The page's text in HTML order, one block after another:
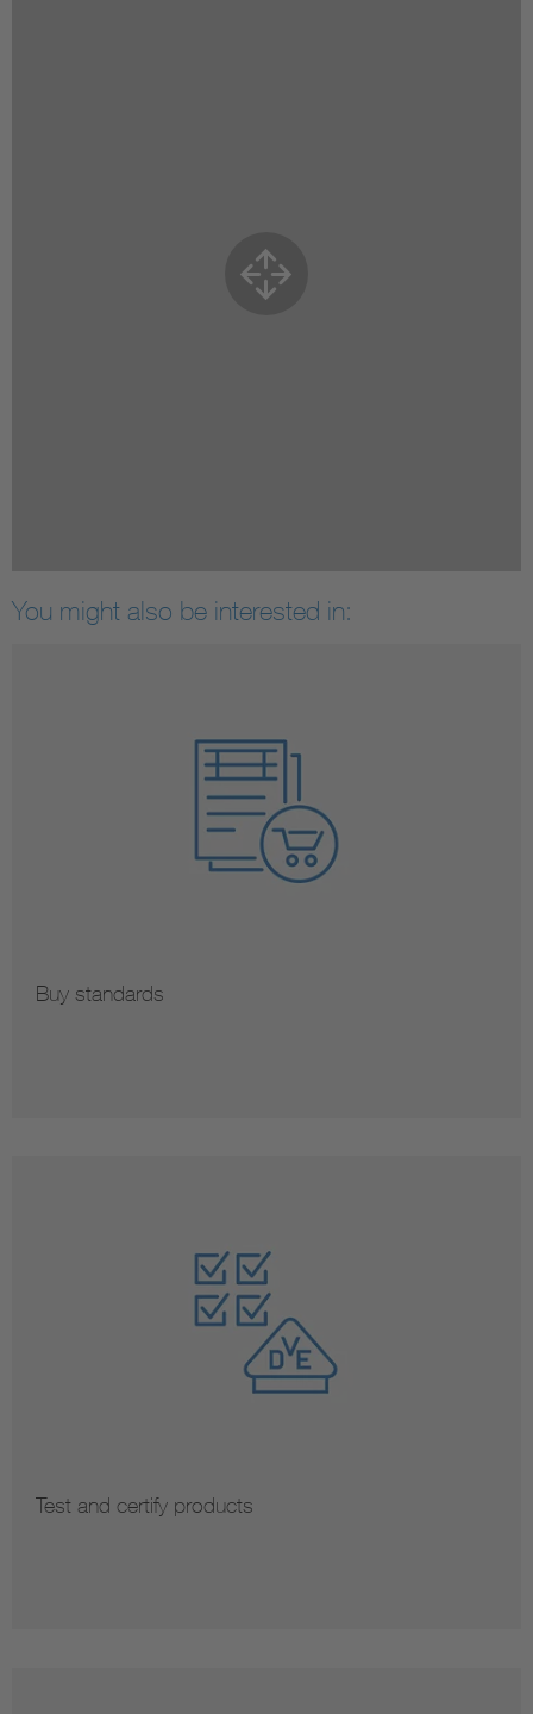
You might also be interested in:
Buy standards
Test and certify products